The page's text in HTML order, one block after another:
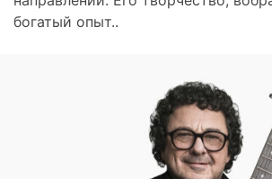
богатый опыт..